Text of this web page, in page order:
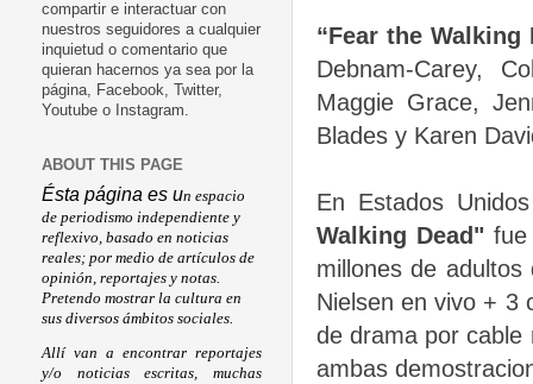
“Fear the Walking
Debnam-Carey,
Maggie Grace,
Blades y Karen
En Estados
Walking Dead"
millones de
Nielsen en vivo + 3
de drama por cable
ambas
compartir e interactuar con
nuestros seguidores a cualquier
inquietud o comentario que
quieran hacernos ya sea por la
página, Facebook, Twitter,
Youtube o Instagram.
ABOUT THIS PAGE
Ésta página es un espacio
de periodismo independiente y
reflexivo, basado en noticias
reales; por medio de artículos de
opinión, reportajes y notas.
Pretendo mostrar la cultura en
sus diversos ámbitos sociales.
Allí van a encontrar reportajes
y/o noticias escritas, muchas